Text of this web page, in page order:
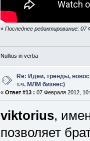
« Последнее редактирование: 07
Nullīus in verba
Re: Идеи, тренды,
т.ч. МЛМ бизнес)
« Ответ #13 : 07 Февраля 2012,
viktorius,
позволяет